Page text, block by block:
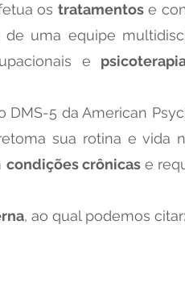
ostratamentose
uma equipe
e
DMS-5 da American
sua rotina e vida
condições crônicas e
, ao qual podemos citar: